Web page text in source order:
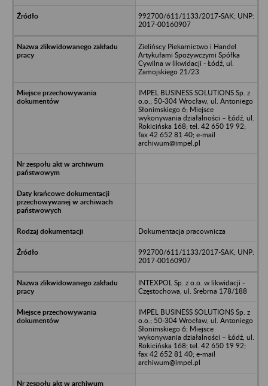
992700/611/1133/2017-SAK; UNP:
2017-00160907
Zielińscy Piekarnictwo i Handel
Artykułami Spożywczymi Spółka
Cywilna w likwidacji - Łódź, ul.
Zamojskiego 21/23
IMPEL BUSINESS SOLUTIONS Sp. z
o.o.; 50-304 Wrocław, ul. Antoniego
Słonimskiego 6; Miejsce
wykonywania działalności – Łódź, ul.
Rokicińska 168; tel. 42 650 19 92;
fax 42 652 81 40; e-mail
archiwum@impel.pl
Dokumentacja pracownicza
992700/611/1133/2017-SAK; UNP:
2017-00160907
INTEXPOL Sp. z o.o. w likwidacji -
Częstochowa, ul. Srebrna 178/188
IMPEL BUSINESS SOLUTIONS Sp. z
o.o.; 50-304 Wrocław, ul. Antoniego
Słonimskiego 6; Miejsce
wykonywania działalności – Łódź, ul.
Rokicińska 168; tel. 42 650 19 92;
fax 42 652 81 40; e-mail
archiwum@impel.pl